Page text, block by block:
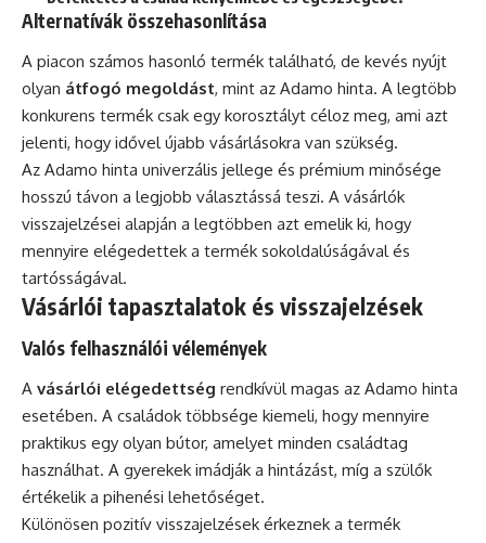
Alternatívák összehasonlítása
A piacon számos hasonló termék található, de kevés nyújt
olyan átfogó megoldást, mint az Adamo hinta. A legtöbb
konkurens termék csak egy korosztályt céloz meg, ami azt
jelenti, hogy idővel újabb vásárlásokra van szükség.
Az Adamo hinta univerzális jellege és prémium minősége
hosszú távon a legjobb választássá teszi. A vásárlók
visszajelzései alapján a legtöbben azt emelik ki, hogy
mennyire elégedettek a termék sokoldalúságával és
tartósságával.
Vásárlói tapasztalatok és visszajelzések
Valós felhasználói vélemények
A vásárlói elégedettség rendkívül magas az Adamo hinta
esetében. A családok többsége kiemeli, hogy mennyire
praktikus egy olyan bútor, amelyet minden családtag
használhat. A gyerekek imádják a hintázást, míg a szülők
értékelik a pihenési lehetőséget.
Különösen pozitív visszajelzések érkeznek a termék